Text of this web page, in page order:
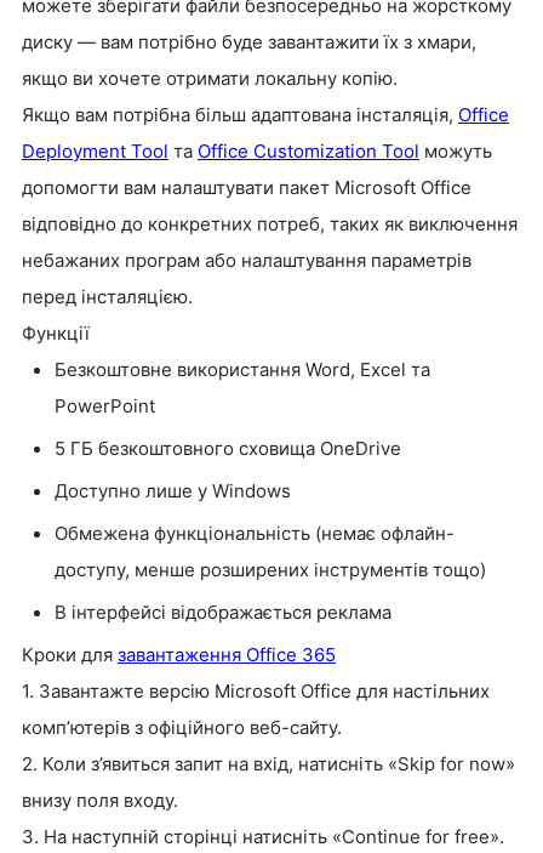
можете зберігати файли безпосередньо на жорсткому
диску — вам потрібно буде завантажити їх з хмари,
якщо ви хочете отримати локальну копію.
Якщо вам потрібна більш адаптована інсталяція, Office
Deployment Tool та Office Customization Tool можуть
допомогти вам налаштувати пакет Microsoft Office
відповідно до конкретних потреб, таких як виключення
небажаних програм або налаштування параметрів
перед інсталяцією.
Функції
Безкоштовне використання Word, Excel та
PowerPoint
5 ГБ безкоштовного сховища OneDrive
Доступно лише у Windows
Обмежена функціональність (немає офлайн-
доступу, менше розширених інструментів тощо)
В інтерфейсі відображається реклама
Кроки для завантаження Office 365
1. Завантажте версію Microsoft Office для настільних
комп’ютерів з офіційного веб-сайту.
2. Коли з’явиться запит на вхід, натисніть «Skip for now»
внизу поля входу.
3. На наступній сторінці натисніть «Continue for free».